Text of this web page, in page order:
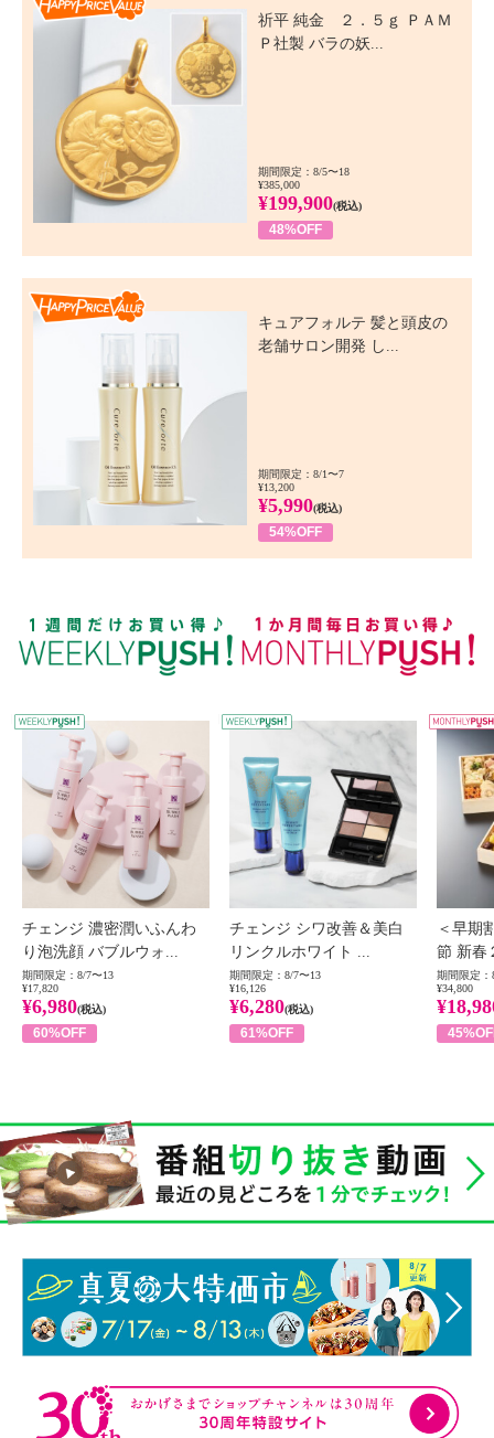
祈平 純金 ２．５ｇ ＰＡＭ
Ｐ社製 バラの妖...
期間限定：8/5〜18
¥385,000
¥199,900(税込)
48%OFF
キュアフォルテ 髪と頭皮の
老舗サロン開発 し...
期間限定：8/1〜7
¥13,200
¥5,990(税込)
54%OFF
WEEKLY PUSH
チェンジ 濃密潤いふんわ
り泡洗顔 バブルウォ...
期間限定：8/7〜13
¥17,820
¥6,980(税込)
60%OFF
チェンジ シワ改善＆美白
リンクルホワイト ...
期間限定：8/7〜13
¥16,126
¥6,280(税込)
61%OFF
＜早期
節 新春
期間限定：
¥34,800